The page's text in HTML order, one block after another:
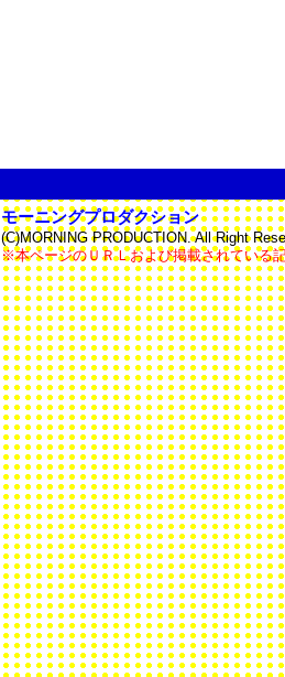
モーニングプロダクション
(C)MORNING PRODUCTION. All Right
※本ページのＵＲＬおよび掲載されている